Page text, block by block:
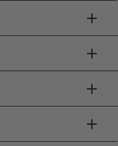
add
add
add
add